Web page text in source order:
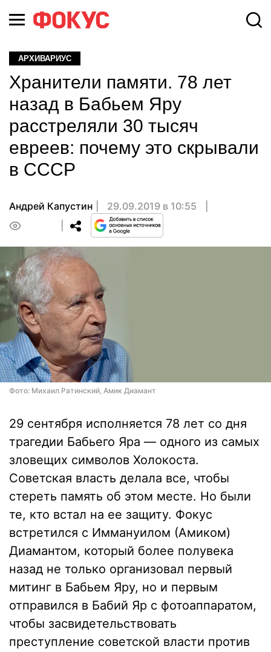
АРХИВАРИУС
Хранители памяти. 78 лет
назад в Бабьем Яру
расстреляли 30 тысяч
евреев: почему это скрывали
в СССР
Андрей Капустин
29.09.2019 в 10:55
Фото: Михаил Ратинский, Амик Диамант
29 сентября исполняется 78 лет со дня
трагедии Бабьего Яра — одного из самых
зловещих символов Холокоста.
Советская власть делала все, чтобы
стереть память об этом месте. Но были
те, кто встал на ее защиту. Фокус
встретился с Иммануилом (Амиком)
Диамантом, который более полувека
назад не только организовал первый
митинг в Бабьем Яру, но и первым
отправился в Бабий Яр с фотоаппаратом,
чтобы засвидетельствовать
преступление советской власти против